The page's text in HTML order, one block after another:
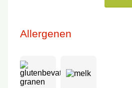
Allergenen